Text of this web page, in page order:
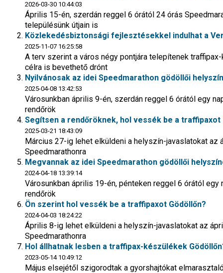
2026-03-30 10:44:03
Április 15-én, szerdán reggel 6 órától 24 órás
településünk útjain is
Közlekedésbiztonsági fejlesztésekkel indulhat a
2025-11-07 16:25:58
A terv szerint a város négy pontjára telepítenek
célra is bevethető drónt
Nyilvánosak az idei Speedmarathon gödöllői
2025-04-08 13:42:53
Városunkban április 9-én, szerdán reggel 6 órától egy
rendőrök
Segítsen a rendőröknek, hol vessék be a traffipaxot
2025-03-21 18:43:09
Március 27-ig lehet elküldeni a helyszín-javaslatokat az
Speedmarathonra
Megvannak az idei Speedmarathon gödöllői
2024-04-18 13:39:14
Városunkban április 19-én, pénteken reggel 6 órától
rendőrök
Ön szerint hol vessék be a traffipaxot Gödöllőn?
2024-04-03 18:24:22
Április 8-ig lehet elküldeni a helyszín-javaslatokat az
Speedmarathonra
Hol állhatnak lesben a traffipax-készülékek
2023-05-14 10:49:12
Május elsejétől szigorodtak a gyorshajtókat